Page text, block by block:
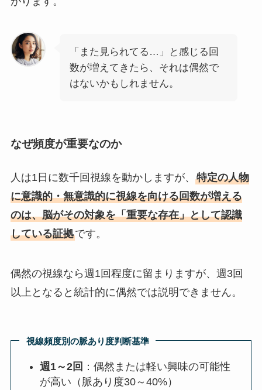
「また見られてる…」と感じる回
数が増えてきたら、それは偶然で
はないかもしれません。
なぜ頻度が重要なのか
人は1日に数千回視線を動かしますが、 特定の人物
に意識的・無意識的に視線を向ける回数が増える
のは、脳がその対象を「重要な存在」として認識
している証拠です。
偶然の視線なら週1回程度に留まりますが、週3回
以上となると統計的に偶然では説明できません。
視線頻度別の脈あり度判断基準
週1～2回 ：偶然または軽い興味の可能性
が高い（脈あり度30～40%）